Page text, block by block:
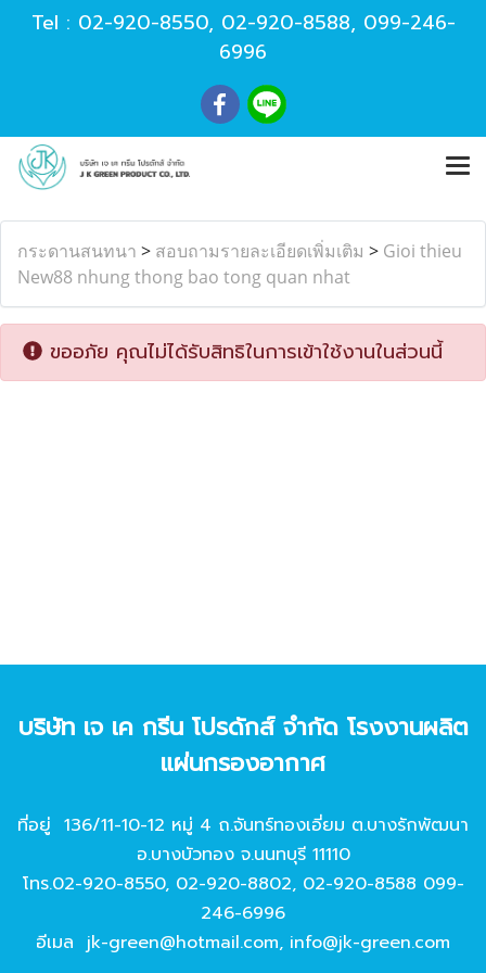
Tel : 02-920-8550, 02-920-8588, 099-246-
6996
กระดานสนทนา > สอบถามรายละเอียดเพิ่มเติม > Gioi thieu
New88 nhung thong bao tong quan nhat
ขออภัย คุณไม่ได้รับสิทธิในการเข้าใช้งานในส่วนนี้
บริษัท เจ เค กรีน โปรดักส์ จํากัด โรงงานผลิต
แผ่นกรองอากาศ
ที่อยู่ 136/11-10-12 หมู่ 4 ถ.จันทร์ทองเอี่ยม ต.บางรักพัฒนา
อ.บางบัวทอง จ.นนทบุรี 11110
โทร.02-920-8550, 02-920-8802, 02-920-8588 099-
246-6996
อีเมล jk-green@hotmail.com, info@jk-green.com